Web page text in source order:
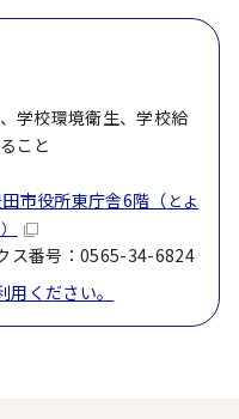
学校環境衛生、学校給
こと
市役所東庁舎6階（ とよ
ス番号：0565-34-6824
ください。